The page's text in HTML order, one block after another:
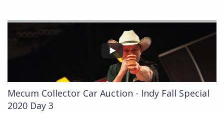
Mecum Collector Car Auction - Indy Fall Special
2020 Day 3